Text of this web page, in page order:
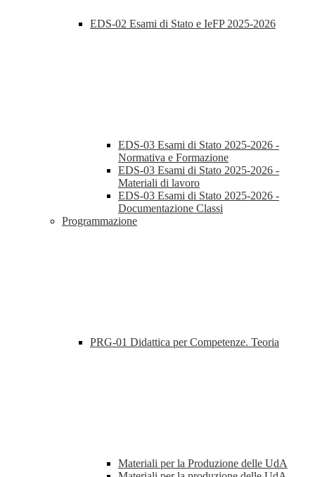
EDS-02 Esami di Stato e IeFP 2025-2026
EDS-03 Esami di Stato 2025-2026 -
Normativa e Formazione
EDS-03 Esami di Stato 2025-2026 -
Materiali di lavoro
EDS-03 Esami di Stato 2025-2026 -
Documentazione Classi
Programmazione
PRG-01 Didattica per Competenze. Teoria
Materiali per la Produzione delle UdA